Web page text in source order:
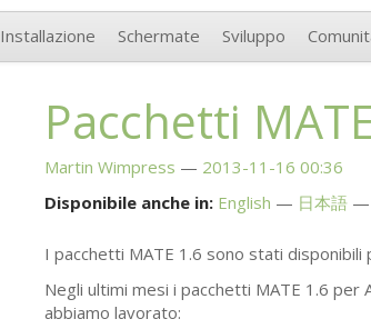
Installazione Schermate Sviluppo
Pacchetti
Martin Wimpress
2013-11-16 00:36
Disponibile anche in: English 日本語
I pacchetti MATE 1.6 sono stati disponibili
Negli ultimi mesi i pacchetti MATE 1.6 per
abbiamo lavorato: